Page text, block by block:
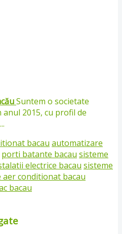
Suntem o societate
2015, cu profil de
bacau automatizare
porti batante bacau sisteme
electrice bacau sisteme
aer conditionat bacau
bacau